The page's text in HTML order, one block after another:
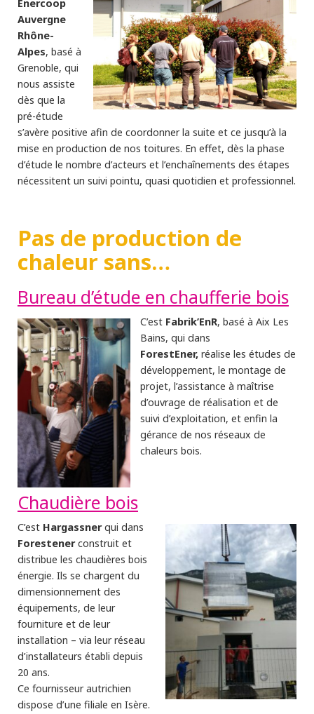
Auvergne
Rhône-
Alpes, basé à
Grenoble, qui
nous assiste
dès que la
pré-étude
s’avère positive afin de coordonner la suite et ce jusqu’à la
mise en production de nos toitures. En effet, dès la phase
d’étude le nombre d’acteurs et l’enchaînements des étapes
nécessitent un suivi pointu, quasi quotidien et professionnel.
Pas de production de
chaleur sans…
Bureau d’étude en chaufferie bois
C’est Fabrik’EnR, basé à Aix Les
Bains, qui dans
ForestEner, réalise les études de
développement, le montage de
projet, l’assistance à maîtrise
d’ouvrage de réalisation et de
suivi d’exploitation, et enfin la
gérance de nos réseaux de
chaleurs bois.
Chaudière bois
C’est Hargassnerqui dans
Forestenerconstruit et
distribue les chaudières bois
énergie. Ils se chargent du
dimensionnement des
équipements, de leur
fourniture et de leur
installation – via leur réseau
d’installateurs établi depuis
20 ans.
Ce fournisseur autrichien
dispose d’une filiale en Isère.